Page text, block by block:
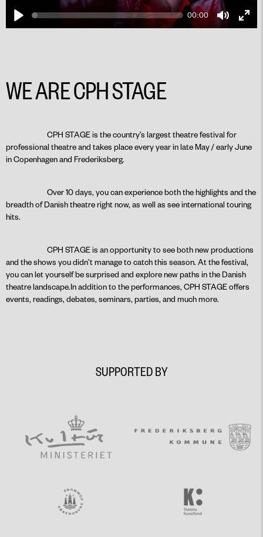
Play
00:00
Mute
PLAY
WE ARE CPH STAGE
CPH STAGE is the country’s largest theatre festival for
professional theatre and takes place every year in late May / early June
in Copenhagen and Frederiksberg.
Over 10 days, you can experience both the highlights and the
breadth of Danish theatre right now, as well as see international touring
hits.
CPH STAGE is an opportunity to see both new productions
and the shows you didn’t manage to catch this season. At the festival,
you can let yourself be surprised and explore new paths in the Danish
theatre landscape.In addition to the performances, CPH STAGE offers
events, readings, debates, seminars, parties, and much more.
SUPPORTED BY